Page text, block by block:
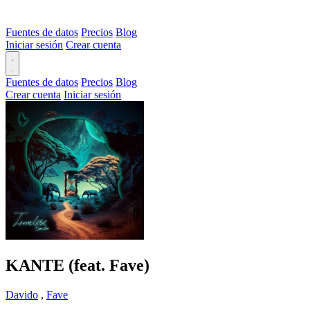
Fuentes de datos Precios Blog
Iniciar sesión Crear cuenta
Fuentes de datos Precios Blog
Crear cuenta Iniciar sesión
KANTE (feat. Fave)
Davido , Fave